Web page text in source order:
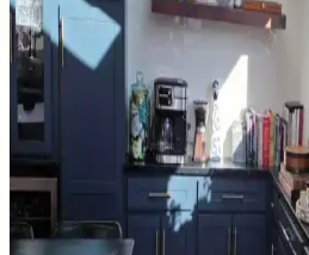
Ev Satışında Valance
Dekorasyonunun Mekana
Ev satışında valance kullanımı,
mekana renk ve doku katar. Ancak
karmaşa yaratabilir ve ışık alımını
Orta 2000'ler Sarı Tonları:
Renk Seçimi ve Uyum Analizi